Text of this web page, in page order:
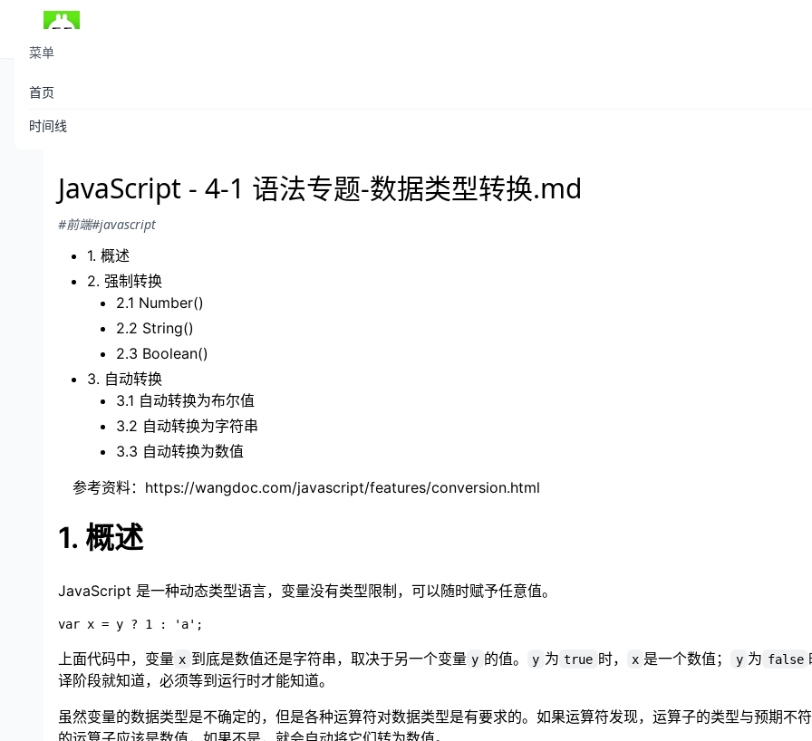
菜单
首页
时间线
JavaScript - 4-1 语法专题-数据类型转换.md
#前端#javascript
1. 概述
2. 强制转换
2.1 Number()
2.2 String()
2.3 Boolean()
3. 自动转换
3.1 自动转换为布尔值
3.2 自动转换为字符串
3.3 自动转换为数值
参考资料： https://wangdoc.com/javascript/features/conversion.html
1. 概述
JavaScript 是一种动态类型语言，变量没有类型限制，可以随时赋予任意值。
上面代码中，变量 x 到底是数值还是字符串，取决于另一个变量 y 的值。 y 为 true 时， x 是一个数值； y 为 false
译阶段就知道，必须等到运行时才能知道。
虽然变量的数据类型是不确定的，但是各种运算符对数据类型是有要求的。如果运算符发现，运算子的类型与预期不